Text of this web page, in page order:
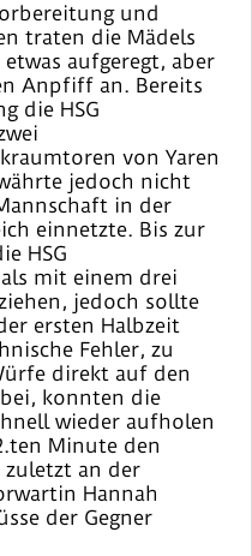
und
traten die Mädels
aufgeregt, aber
Anpfiff an. Bereits
die HSG
von Yaren
jedoch nicht
in der
einnetzte. Bis zur
HSG
mit einem drei
jedoch sollte
ersten Halbzeit
Fehler, zu
direkt auf den
konnten die
wieder aufholen
Minute den
an der
Hannah
der Gegner